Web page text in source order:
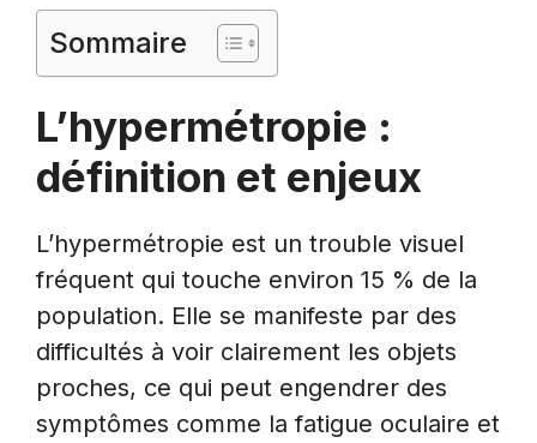
Sommaire
L’hypermétropie :
définition et enjeux
L’hypermétropie est un trouble visuel
fréquent qui touche environ 15 % de la
population. Elle se manifeste par des
difficultés à voir clairement les objets
proches, ce qui peut engendrer des
symptômes comme la fatigue oculaire et